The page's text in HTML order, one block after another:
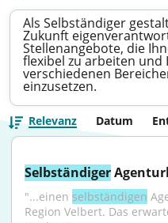
Als Selbständiger
Zukunft
Stellenangebote, die
flexibel zu arbeiten und
verschiedenen
einzusetzen.
Relevanz Datum
Selbständiger
"...einen selbständigen
Region Velbert. Das